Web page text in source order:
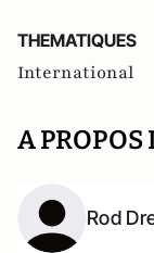
THEMATIQUES
International
A PROPOS
Rod